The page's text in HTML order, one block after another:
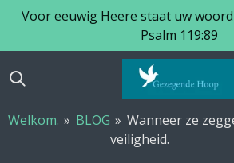
Ga
naar
de
Voor eeuwig Heere staat uw
Psalm 119:89
Welkom. » BLOG » Wanneer ze
veiligheid.